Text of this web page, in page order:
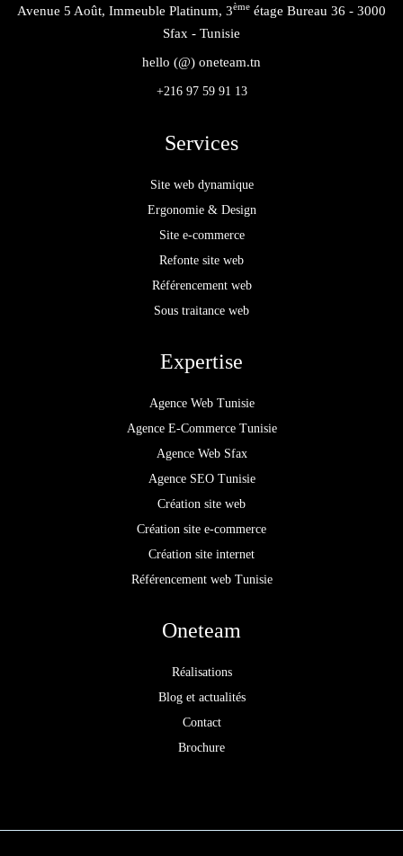
Avenue 5 Août, Immeuble Platinum, 3ème étage Bureau 36 - 3000
Sfax - Tunisie
hello (@) oneteam.tn
+216 97 59 91 13
Services
Site web dynamique
Ergonomie & Design
Site e-commerce
Refonte site web
Référencement web
Sous traitance web
Expertise
Agence Web Tunisie
Agence E-Commerce Tunisie
Agence Web Sfax
Agence SEO Tunisie
Création site web
Création site e-commerce
Création site internet
Référencement web Tunisie
Oneteam
Réalisations
Blog et actualités
Contact
Brochure